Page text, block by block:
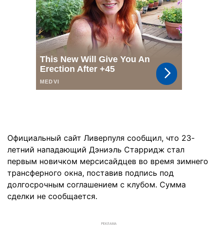
Официальный сайт Ливерпуля сообщил, что 23-
летний нападающий Дэниэль Старридж стал
первым новичком мерсисайдцев во время зимнего
трансферного окна, поставив подпись под
долгосрочным соглашением с клубом. Сумма
сделки не сообщается.
РЕКЛАМА